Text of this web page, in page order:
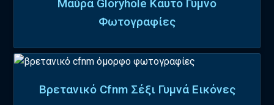
Μαύρα Gloryhole Καυτό Γυμνό
Φωτογραφίες
Βρετανικό Cfnm Σέξι Γυμνά Εικόνες